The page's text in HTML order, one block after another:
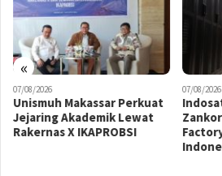
«
07/08/2026
Unismuh Makassar Perkuat
Jejaring Akademik Lewat
Rakernas X IKAPROBSI
07/08/2026